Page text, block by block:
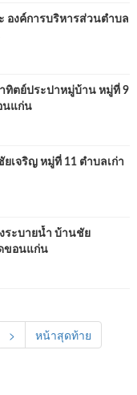
องค์การบริหารส่วนตำบล
ทิตย์ประปาหมู่บ้าน หมู่ที่ 9
นแก่น
จริญ หมู่ที่ 11 ตำบลเก่า
ระบายน้ำ บ้านชัย
ดขอนแก่น
> หน้าสุดท้าย